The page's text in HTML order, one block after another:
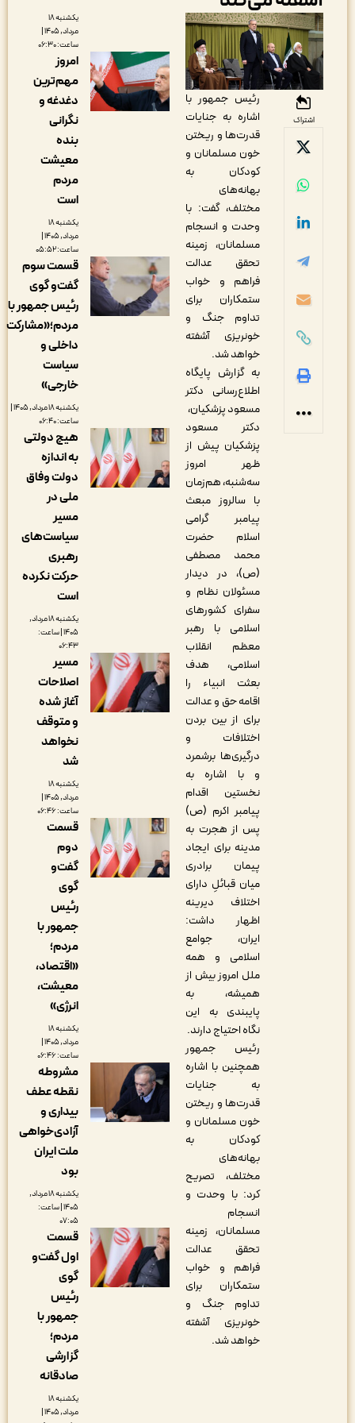
رئیس جمهور با
اشاره به جنایات
قدرت‌ها و ریختن
خون مسلمانان و
کودکان به
بهانه‌های
مختلف، گفت: با
وحدت و انسجام
مسلمانان، زمینه
تحقق عدالت
فراهم و خواب
ستمکاران برای
تداوم جنگ و
خونریزی آشفته
خواهد شد.
به گزارش پایگاه
اطلاع‌رسانی دکتر
مسعود پزشکیان،
دکتر مسعود
پزشکیان پیش از
ظهر امروز
سه‌شنبه، هم‌زمان
با سالروز مبعث
پیامبر گرامی
اسلام حضرت
محمد مصطفی
(ص)، در دیدار
مسئولان نظام و
سفرای کشورهای
اسلامی با رهبر
معظم انقلاب
اسلامی، هدف
بعثت انبیاء را
اقامه حق و عدالت
برای از بین بردن
اختلافات و
درگیری‌ها برشمرد
و با اشاره به
نخستین اقدام
پیامبر اکرم (ص)
پس از هجرت به
مدینه برای ایجاد
پیمان برادری
میان قبائلِ دارای
اختلاف دیرینه
اظهار داشت:
ایران، جوامع
اسلامی و همه
ملل امروز بیش از
همیشه، به
پایبندی به این
نگاه احتیاج دارند.
رئیس جمهور
همچنین با اشاره
به جنایات
قدرت‌ها و ریختن
خون مسلمانان و
کودکان به
بهانه‌های
مختلف، تصریح
کرد: با وحدت و
مسلمانان، زمینه
تحقق عدالت
فراهم و خواب
ستمکاران برای
تداوم جنگ و
خونریزی آشفته
خواهد شد.
مرداد, ۱۴۰۵ |
امروز
مهم‌ترین
دغدغه و
معیشت
مرداد, ۱۴۰۵ |
قسمت سوم
گفت‌و گوی
رئیس جمهور با
مردم؛«مشارکت
داخلی و
سیاست
خارجی»
یکشنبه ۱۸ مرداد, ۱۴۰۵ |
هیچ دولتی
به اندازه
دولت وفاق
سیاست‌های
حرکت نکرده
یکشنبه ۱۸ مرداد,
۱۴۰۵ | ساعت:
مسیر
اصلاحات
آغاز شده
و متوقف
نخواهد
مرداد, ۱۴۰۵ |
قسمت
دوم
گفت‌و
جمهور با
«اقتصاد،
معیشت،
مرداد, ۱۴۰۵ |
مشروطه
نقطه عطف
بیداری و
آزادی‌خواهی
ملت ایران
یکشنبه ۱۸ مرداد,
۱۴۰۵ | ساعت:
قسمت
اول گفت‌و
گوی
جمهور با
صادقانه
مرداد, ۱۴۰۵ |